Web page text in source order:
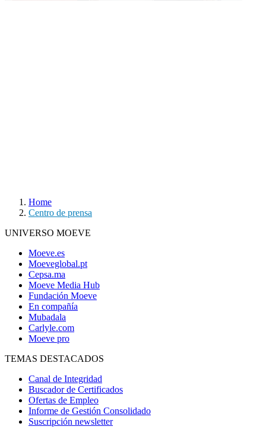
Home
Centro de prensa
UNIVERSO MOEVE
Moeve.es
Moeveglobal.pt
Cepsa.ma
Moeve Media Hub
Fundación Moeve
En compañía
Mubadala
Carlyle.com
Moeve pro
TEMAS DESTACADOS
Canal de Integridad
Buscador de Certificados
Ofertas de Empleo
Informe de Gestión Consolidado
Suscripción newsletter